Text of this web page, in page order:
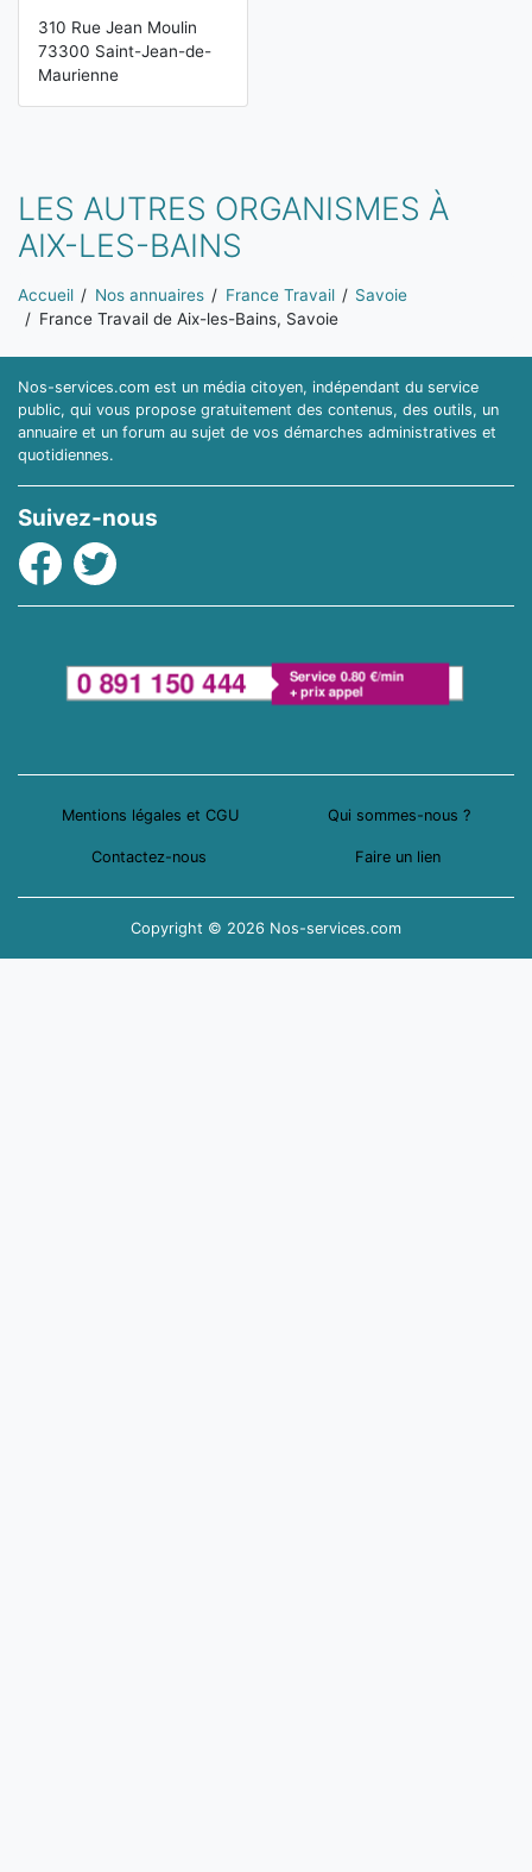
310 Rue Jean Moulin
73300 Saint-Jean-de-
Maurienne
LES AUTRES ORGANISMES À
AIX-LES-BAINS
Vous êtes ici:
Accueil Nos annuaires France Travail
Savoie
France Travail de Aix-les-Bains, Savoie
Nos-services.com est un média citoyen, indépendant du service
public, qui vous propose gratuitement des contenus, des outils, un
annuaire et un forum au sujet de vos démarches administratives et
quotidiennes.
Suivez-nous
Facebook
Twitter
Mentions légales et CGU Qui sommes-nous ?
Contactez-nous Faire un lien
Copyright © 2026 Nos-services.com